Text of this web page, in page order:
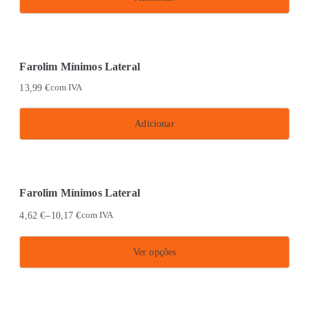
page
Farolim Mínimos Lateral
13,99€com IVA
Adicionar
Farolim Mínimos Lateral
4,62€–10,17€com IVA
Ver opções